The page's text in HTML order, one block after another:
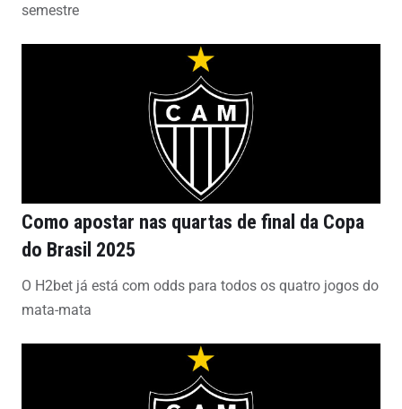
semestre
Como apostar nas quartas de final da Copa
do Brasil 2025
O H2bet já está com odds para todos os quatro jogos do
mata-mata